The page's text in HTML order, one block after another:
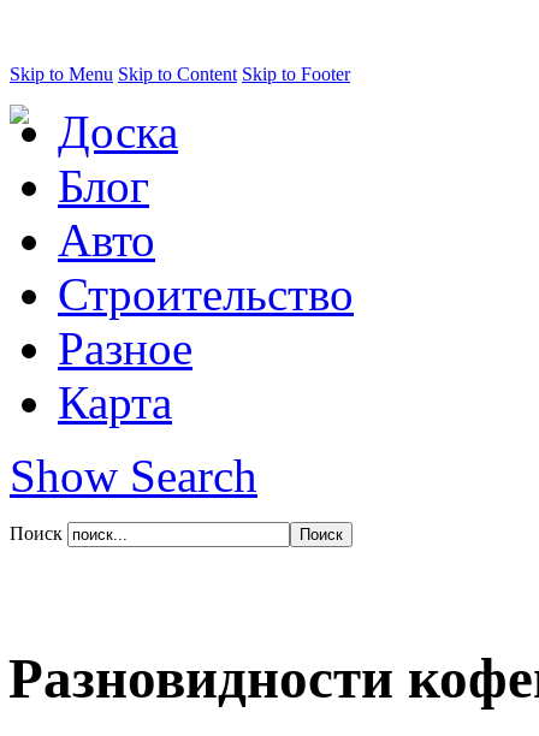
Skip to Menu Skip to Content Skip to Footer
Доска
Блог
Авто
Строительство
Разное
Карта
Show Search
Поиск
Разновидности